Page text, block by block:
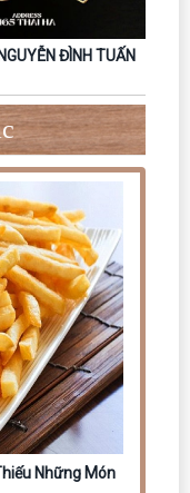
ĐÌNH TUẤN
Những Món